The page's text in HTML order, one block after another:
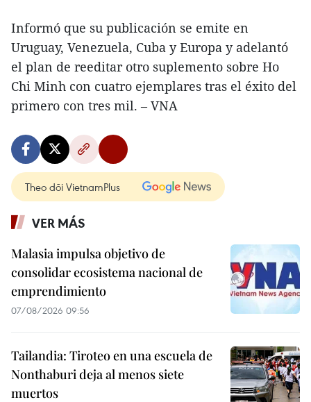
Informó que su publicación se emite en
Uruguay, Venezuela, Cuba y Europa y adelantó
el plan de reeditar otro suplemento sobre Ho
Chi Minh con cuatro ejemplares tras el éxito del
primero con tres mil. – VNA
Theo dõi VietnamPlus
VER MÁS
Malasia impulsa objetivo de
consolidar ecosistema nacional de
emprendimiento
07/08/2026 09:56
Tailandia: Tiroteo en una escuela de
Nonthaburi deja al menos siete
muertos